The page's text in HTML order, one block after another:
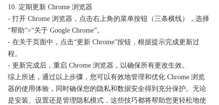
10. 定期更新 Chrome 浏览器
- 打开 Chrome 浏览器，点击右上角的菜单按钮（三条横线），选择
“帮助”>“关于 Google Chrome”。
- 在关于页面中，点击“更新 Chrome”按钮，根据提示完成更新过
程。
- 更新完成后，重启 Chrome 浏览器，以确保所有更改生效。
综上所述，通过以上步骤，您可以有效地管理和优化 Chrome 浏览
器的使用体验，同时确保您的隐私和数据安全得到充分保护。无论
是安装、设置还是管理隐私模式，这些技巧都将帮助您更轻松地使